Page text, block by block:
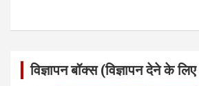
विज्ञापन बॉक्स (विज्ञापन देने के